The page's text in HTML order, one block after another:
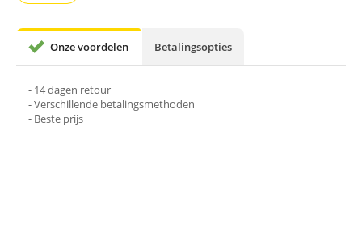
Onze voordelen Betalingsopties
- 14 dagen retour
- Verschillende betalingsmethoden
- Beste prijs